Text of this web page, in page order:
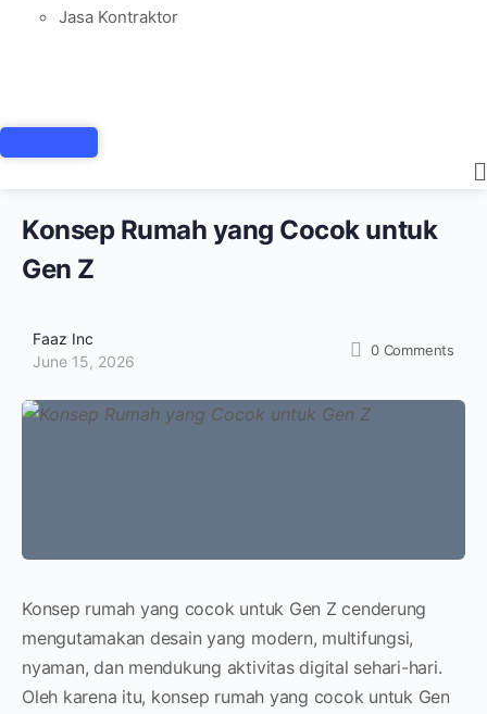
Jasa Kontraktor
Konsep Rumah yang Cocok untuk
Gen Z
Faaz Inc
June 15, 2026
0 Comments
Konsep rumah yang cocok untuk Gen Z cenderung
mengutamakan desain yang modern, multifungsi,
nyaman, dan mendukung aktivitas digital sehari-hari.
Oleh karena itu, konsep rumah yang cocok untuk Gen